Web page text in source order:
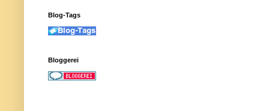
Blog-Tags
Bloggerei